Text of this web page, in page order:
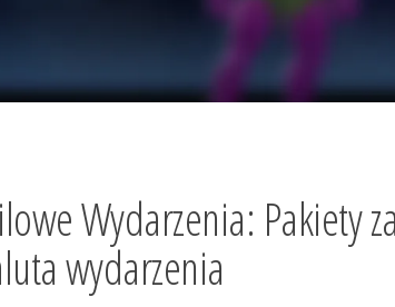
Wydarzenia: Pakiety
wydarzenia